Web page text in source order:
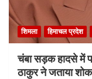
शिमला हिमाचल प्रदेश
चंबा सड़क हादसे में
ठाकुर ने जताया शोक